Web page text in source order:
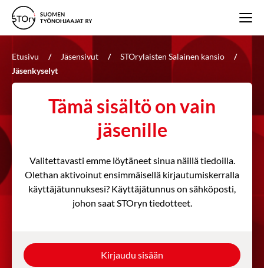
Etusivu / Jäsensivut / STOrylaisten Salainen kansio
/
Jäsenkyselyt
Tämä sisältö on vain
jäsenille
Valitettavasti emme löytäneet sinua näillä tiedoilla.
Olethan aktivoinut ensimmäisellä kirjautumiskerralla
käyttäjätunnuksesi? Käyttäjätunnus on sähköposti,
johon saat STOryn tiedotteet.
Kirjaudu sisään